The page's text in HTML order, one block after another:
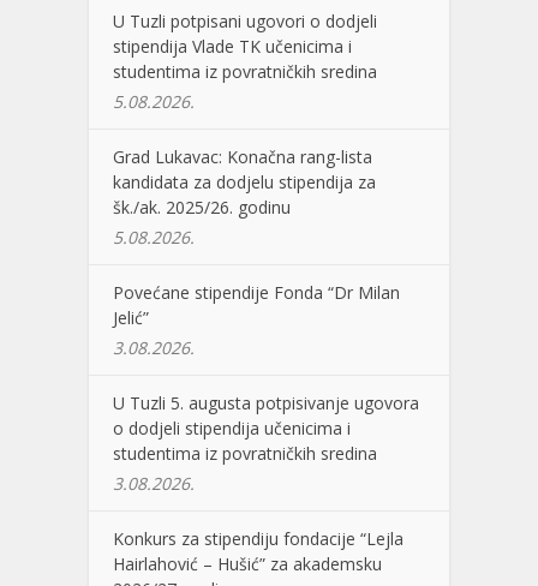
U Tuzli potpisani ugovori o dodjeli
stipendija Vlade TK učenicima i
studentima iz povratničkih sredina
5.08.2026.
Grad Lukavac: Konačna rang-lista
kandidata za dodjelu stipendija za
šk./ak. 2025/26. godinu
5.08.2026.
Povećane stipendije Fonda “Dr Milan
Jelić”
3.08.2026.
U Tuzli 5. augusta potpisivanje ugovora
o dodjeli stipendija učenicima i
studentima iz povratničkih sredina
3.08.2026.
Konkurs za stipendiju fondacije “Lejla
Hairlahović – Hušić” za akademsku